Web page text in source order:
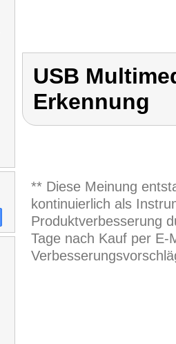
USB
Erkennung
** Diese Meinung
kontinuierlich als
Produktverbesserung
Tage nach Kauf per E-